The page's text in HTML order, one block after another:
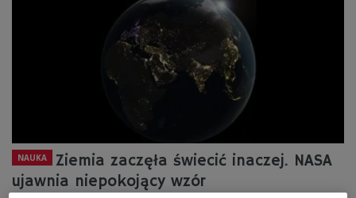
NAUKA
Ziemia zaczęła świecić inaczej. NASA
ujawnia niepokojący wzór